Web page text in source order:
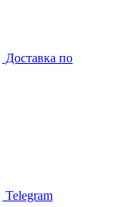
Доставка по
Telegram